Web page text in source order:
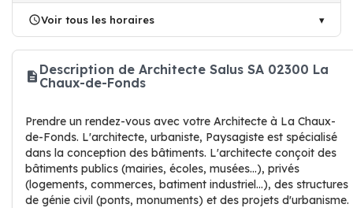
Voir tous les horaires
Description de Architecte Salus SA 02300 La
Chaux-de-Fonds
Prendre un rendez-vous avec votre Architecte à La Chaux-
de-Fonds. L'architecte, urbaniste, Paysagiste est spécialisé
dans la conception des bâtiments. L'architecte conçoit des
bâtiments publics (mairies, écoles, musées...), privés
(logements, commerces, batiment industriel...), des structures
de génie civil (ponts, monuments) et des projets d'urbanisme.